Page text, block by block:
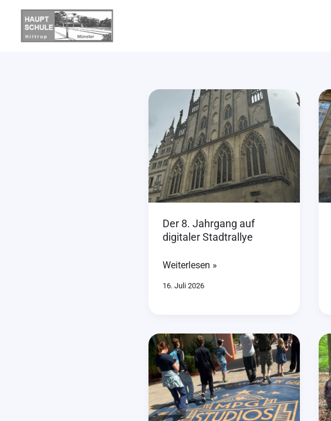
springen
Der 8. Jahrgang auf
digitaler Stadtrallye
Jahrgang
auf
digitaler
Stadtrallye
Weiterlesen »
16. Juli 2026
SV
Ausflug
im
Movie
Park